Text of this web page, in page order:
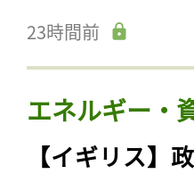
23時間前
エネルギー・
【イギリス】